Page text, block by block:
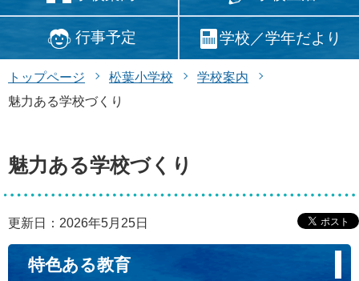
行事予定 学校／学年だより
トップページ 松葉小学校
学校案内
魅力ある学校づくり
魅力ある学校づくり
更新日：2026年5月25日
特色ある教育